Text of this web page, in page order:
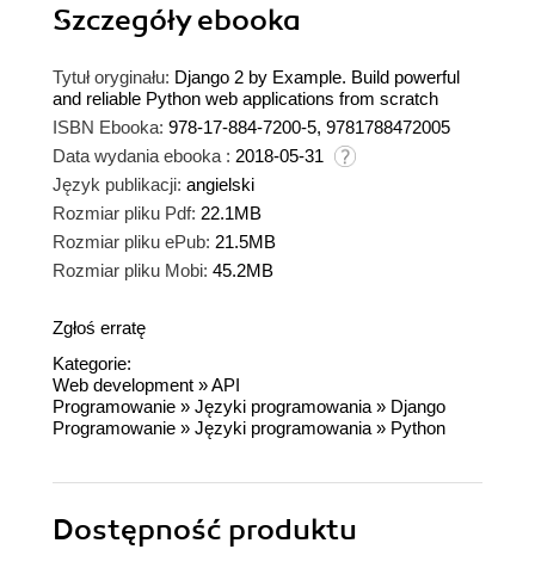
Szczegółyebooka
Tytuł oryginału: Django 2 by Example. Build powerful
and reliable Python web applications from scratch
ISBN Ebooka: 978-17-884-7200-5, 9781788472005
Data wydania ebooka : 2018-05-31
Język publikacji: angielski
Rozmiar pliku Pdf: 22.1MB
Rozmiar pliku ePub: 21.5MB
Rozmiar pliku Mobi: 45.2MB
Zgłoś erratę
Kategorie:
Web development »API
Programowanie » Języki programowania » Django
Programowanie » Języki programowania » Python
Dostępność produktu